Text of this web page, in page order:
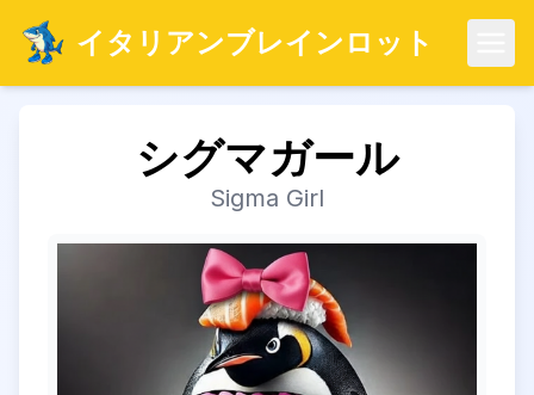
イタリアンブレインロット
シグマガール
Sigma Girl